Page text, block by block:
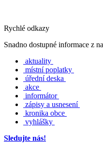
Rychlé odkazy
Snadno dostupné informace z
aktuality
místní poplatky
úřední deska
akce
informátor
zápisy a usnesení
kronika obce
vyhlášky
Sledujte nás!